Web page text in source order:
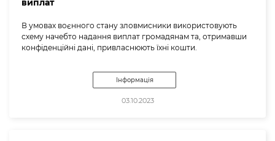
В умовах воєнного стану зловмисники використовують
схему начебто надання виплат громадянам та, отримавши
конфіденційні дані, привласнюють їхні кошти.
Інформація
03.10.2023